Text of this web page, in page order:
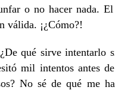
o no hacer nada.
válida. ¡¿Cómo?!
qué sirve intentarlo
mil intentos antes
No sé de qué me